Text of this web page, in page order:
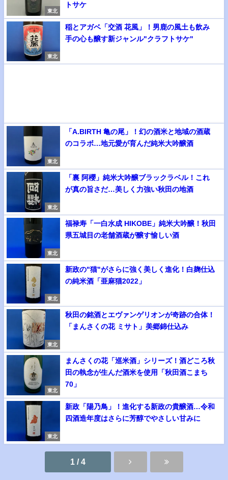
東北
トサケ
東北
稲とアガベ「交酒 花風」！男鹿の風土も飲み
手の心も醸す新ジャンル"クラフトサケ"
東北
「A.BIRTH 亀の尾」！幻の酒米と地域の酒蔵
のコラボ…地元愛が育んだ純米大吟醸酒
東北
「裏 阿櫻」純米大吟醸ブラックラベル！これ
が真の旨さだ…美しく力強い秋田の地酒
東北
福禄寿「一白水成 HIKOBE」純米大吟醸！秋田
県五城目の老舗酒蔵が醸す愉しい酒
東北
新政の"猫"がさらに強く美しく進化！白麹仕込
の純米酒「亜麻猫2022」
東北
秋田の銘酒とエヴァンゲリオンが奇跡の合体！
「まんさくの花 ミサト」美郷錦仕込み
東北
まんさくの花「巡米酒」シリーズ！酒どころ秋
田の執念が生んだ酒米を使用「秋田酒こまち
70」
東北
新政「陽乃鳥」！進化する新政の貴醸酒…令和
四酒造年度はさらに芳醇でやさしい甘みに
1 / 4